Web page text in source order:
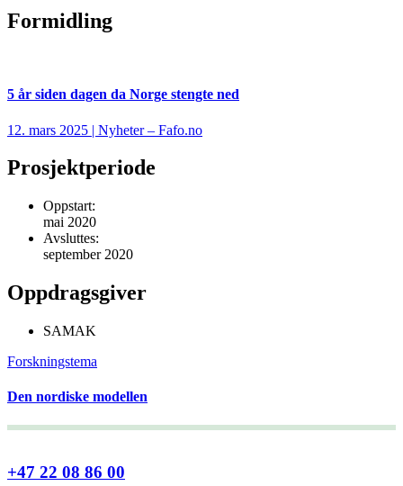
Formidling
5 år siden dagen da Norge stengte ned
12. mars 2025 | Nyheter – Fafo.no
Prosjektperiode
Oppstart:
mai 2020
Avsluttes:
september 2020
Oppdragsgiver
SAMAK
Forskningstema
Den nordiske modellen
+47 22 08 86 00